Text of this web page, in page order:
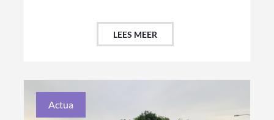
LEES MEER
Actua